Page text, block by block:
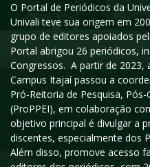
O Portal de Periódicos da
Univali teve sua origem em
grupo de editores apoiados
Portal abrigou 26 periódicos,
Congressos. A partir de 2023,
Campus Itajaí passou a
Pró-Reitoria de Pesquisa,
(ProPPEI), em colaboração
objetivo principal é divulgar a
discentes, especialmente dos
Além disso, promove acesso